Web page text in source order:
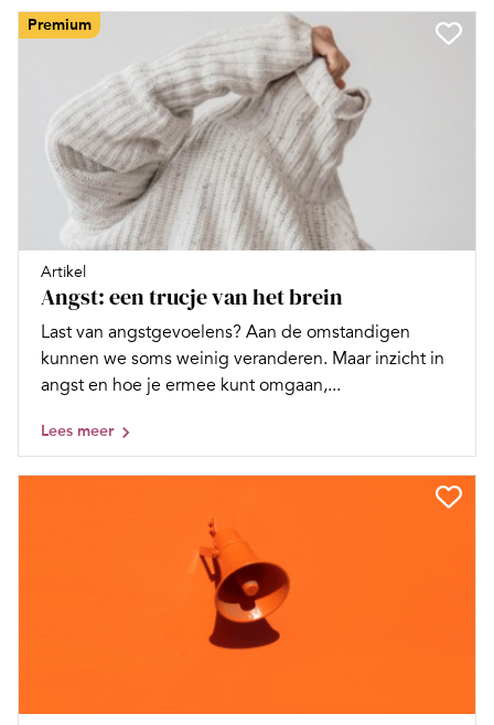
Premium
Artikel
Angst: een trucje van het brein
Last van angstgevoelens? Aan de omstandigen
kunnen we soms weinig veranderen. Maar inzicht in
angst en hoe je ermee kunt omgaan,...
Lees meer